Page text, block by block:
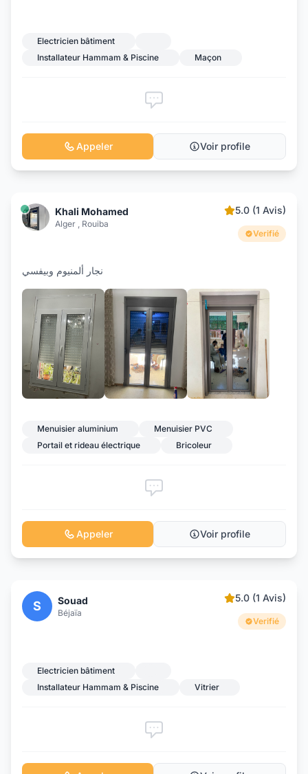
Electricien bâtiment
Installateur Hammam & Piscine
Maçon
Appeler Voir profile
Khali Mohamed
Alger , Rouiba
5.0 (1 Avis)
Verifié
نجار ألمنيوم وبيفسي
Menuisier aluminium
Menuisier PVC
Portail et rideau électrique
Bricoleur
Appeler Voir profile
S Souad
Béjaïa
5.0 (1 Avis)
Verifié
Electricien bâtiment
Installateur Hammam & Piscine
Vitrier